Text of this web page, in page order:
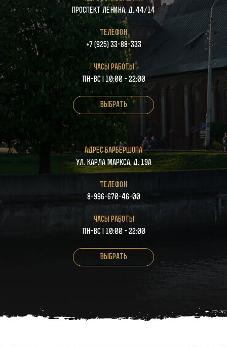
проспект Ленина, д. 44/14
Телефон
+7 (925) 33-88-333
Часы работы
ПН-ВС | 10:00 - 22:00
Выбрать
Адрес барбершопа
ул. Карла Маркса, д. 19А
Телефон
8-996-670-46-00
Часы работы
ПН-ВС | 10:00 - 22:00
Выбрать